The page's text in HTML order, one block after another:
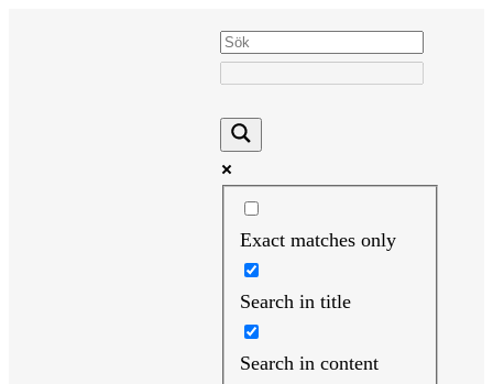
Exact matches only
Search in title
Search in content